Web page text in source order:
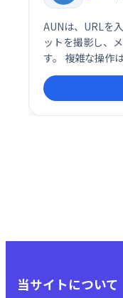
AUNは、URLを
ットを撮影し、
す。 複雑な操作
メモ作成を瞬時
します。
当サイトについて